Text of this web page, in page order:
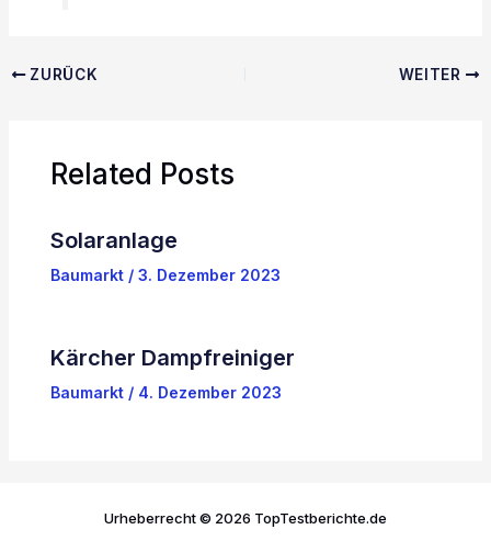
ZURÜCK WEITER
Related Posts
Solaranlage
Baumarkt/ 3. Dezember 2023
Kärcher Dampfreiniger
Baumarkt/ 4. Dezember 2023
Urheberrecht © 2026 TopTestberichte.de